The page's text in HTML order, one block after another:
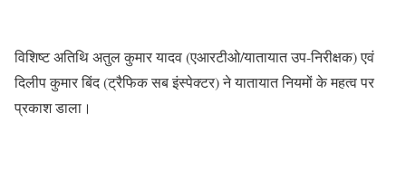
विशिष्ट अतिथि अतुल कुमार यादव (एआरटीओ/यातायात उप-निरीक्षक) एवं
दिलीप कुमार बिंद (ट्रैफिक सब इंस्पेक्टर) ने यातायात नियमों के महत्व पर
प्रकाश डाला।